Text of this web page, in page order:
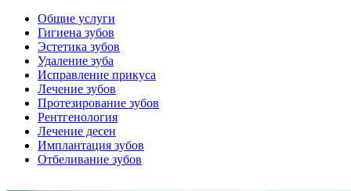
Общие услуги
Гигиена зубов
Эстетика зубов
Удаление зуба
Исправление прикуса
Лечение зубов
Протезирование зубов
Рентгенология
Лечение десен
Имплантация зубов
Отбеливание зубов